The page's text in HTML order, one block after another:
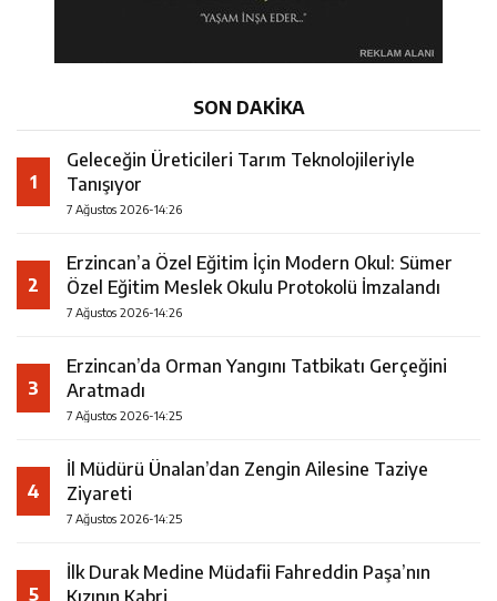
SON DAKİKA
1
Geleceğin Üreticileri Tarım Teknolojileriyle
Tanışıyor
7 Ağustos 2026-14:26
2
Erzincan’a Özel Eğitim İçin Modern Okul: Sümer
Özel Eğitim Meslek Okulu Protokolü İmzalandı
7 Ağustos 2026-14:26
3
Erzincan’da Orman Yangını Tatbikatı Gerçeğini
Aratmadı
7 Ağustos 2026-14:25
4
İl Müdürü Ünalan’dan Zengin Ailesine Taziye
Ziyareti
7 Ağustos 2026-14:25
5
İlk Durak Medine Müdafii Fahreddin Paşa’nın
Kızının Kabri